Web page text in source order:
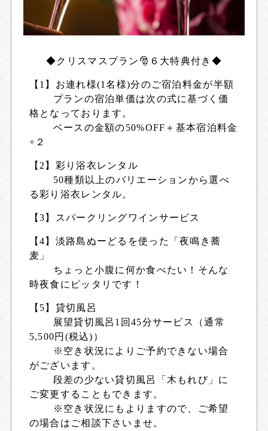
◆クリスマスプラン🎅６大特典付き◆
【1】お連れ様(1名様)分のご宿泊料金が半額
プランの宿泊単価は次の式に基づく価
格となっております。
ベースの金額の50%OFF＋基本宿泊料金
÷２
【2】彩り浴衣レンタル
50種類以上のバリエーションから選べ
る彩り浴衣レンタル。
【3】スパークリングワインサービス
【4】淡路島ぬーどるを使った「夜鳴き蕎
麦」
ちょっと小腹に何か食べたい！そんな
時夜食にピッタリです！
【5】貸切風呂
展望貸切風呂1回45分サービス（通常
5,500円(税込)）
※空き状況によりご予約できない場合
がございます。
段差の少ない貸切風呂「木もれび」に
ご変更することもできます。
※空き状況にもよりますので、ご希望
の場合はご相談下さいませ。